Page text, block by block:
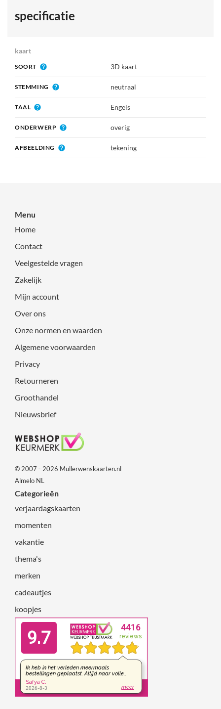
specificatie
kaart
SOORT 3D kaart
STEMMING neutraal
TAAL Engels
ONDERWERP overig
AFBEELDING tekening
Menu
Home
Contact
Veelgestelde vragen
Zakelijk
Mijn account
Over ons
Onze normen en waarden
Algemene voorwaarden
Privacy
Retourneren
Groothandel
Nieuwsbrief
© 2007 - 2026 Mullerwenskaarten.nl
Almelo NL
Categorieën
verjaardagskaarten
momenten
vakantie
thema's
merken
cadeautjes
koopjes